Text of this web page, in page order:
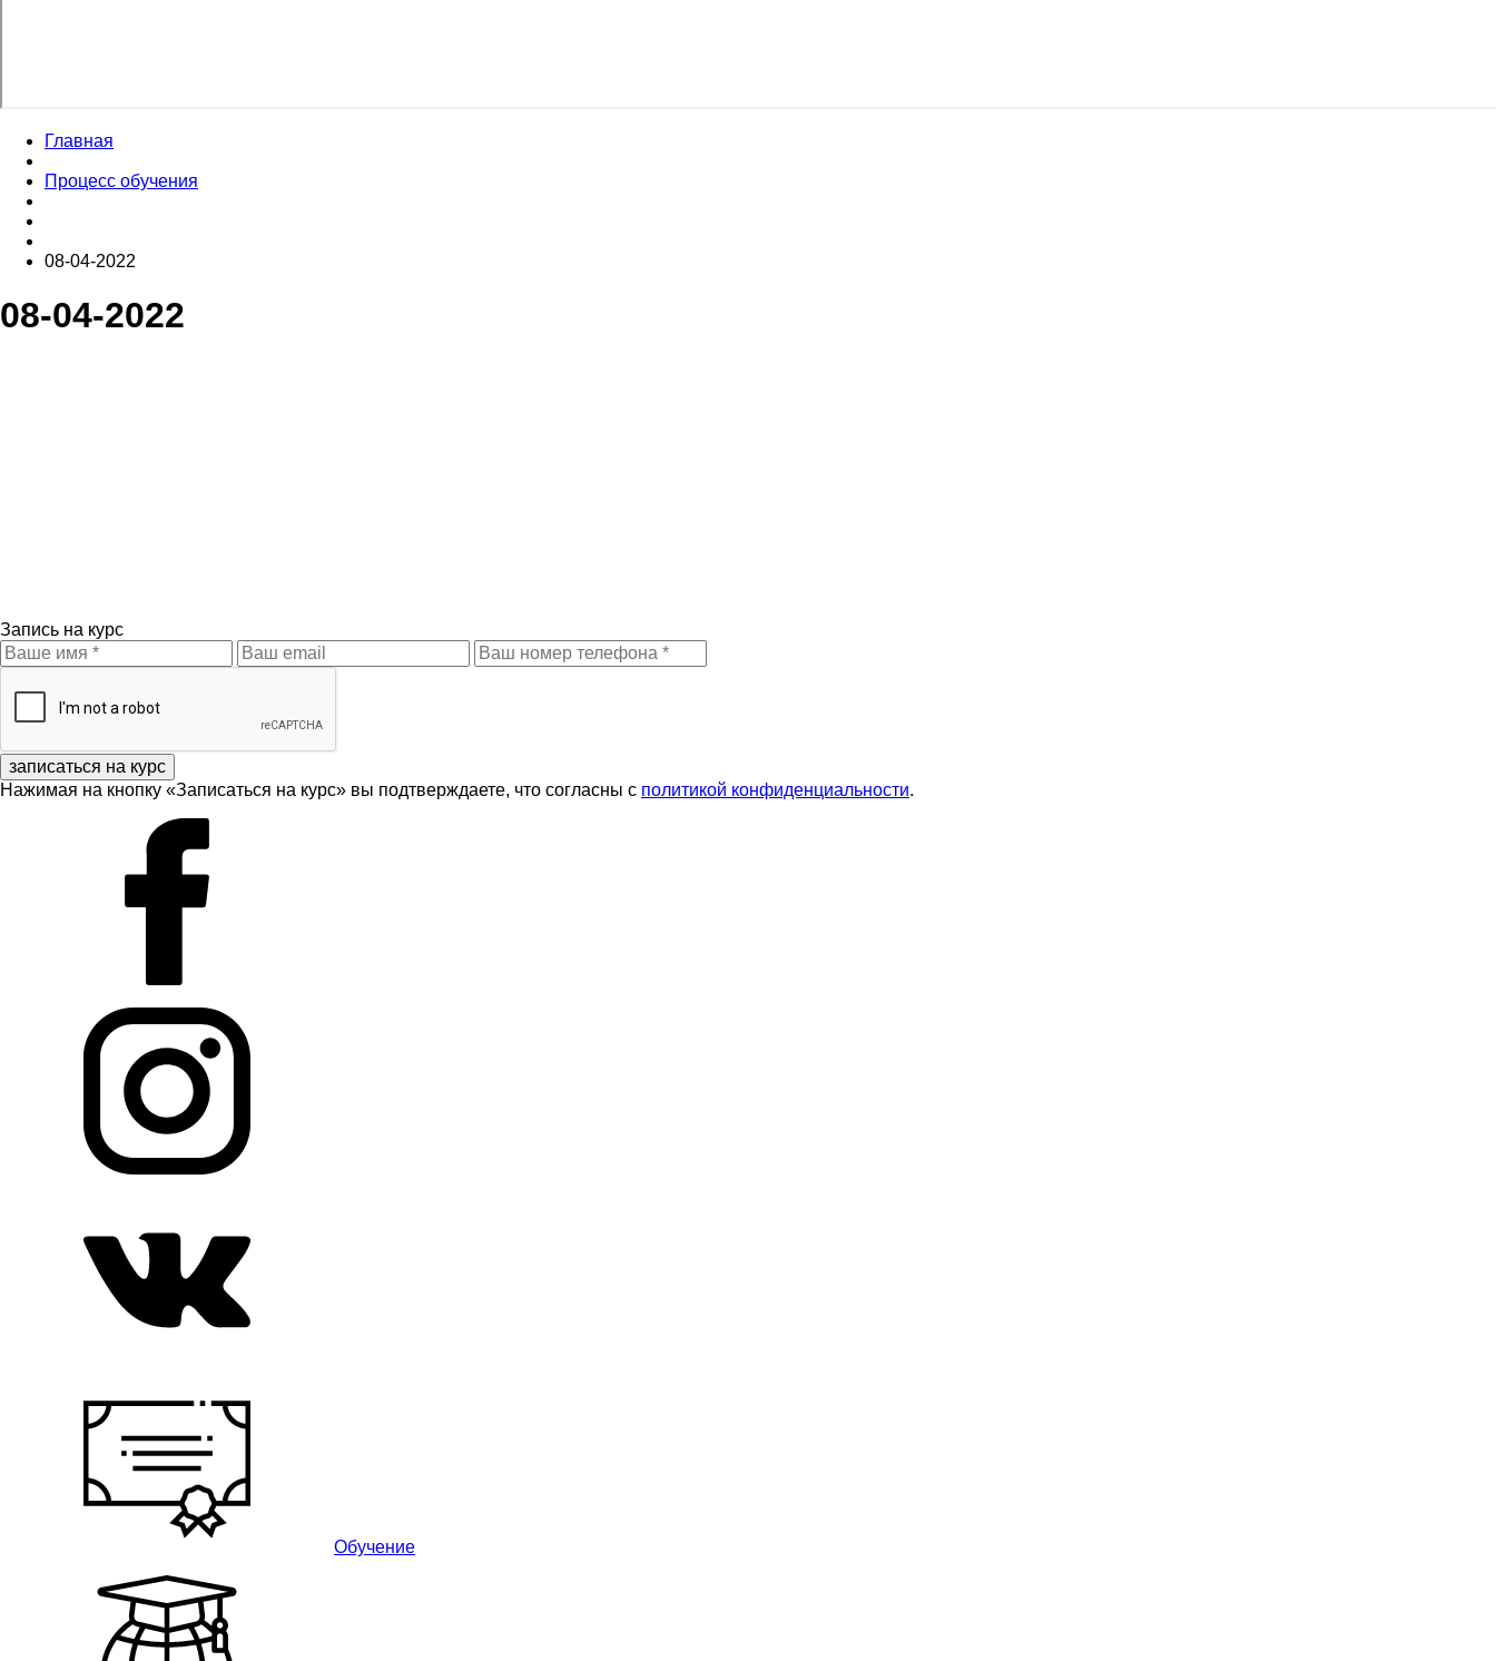
Главная
Процесс обучения
08-04-2022
08-04-2022
Запись на курс
записаться на курс
Нажимая на кнопку «Записаться на курс» вы подтверждаете, что согласны с политикой конфиденциальности.
Обучение